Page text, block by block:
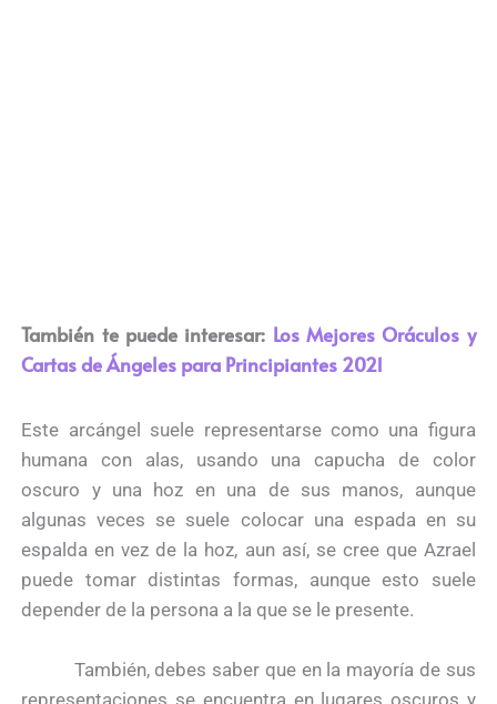
También te puede interesar: Los Mejores Oráculos y
Cartas de Ángeles para Principiantes 2021
Este arcángel suele representarse como una figura
humana con alas, usando una capucha de color
oscuro y una hoz en una de sus manos, aunque
algunas veces se suele colocar una espada en su
espalda en vez de la hoz, aun así, se cree que Azrael
puede tomar distintas formas, aunque esto suele
depender de la persona a la que se le presente.
También, debes saber que en la mayoría de sus